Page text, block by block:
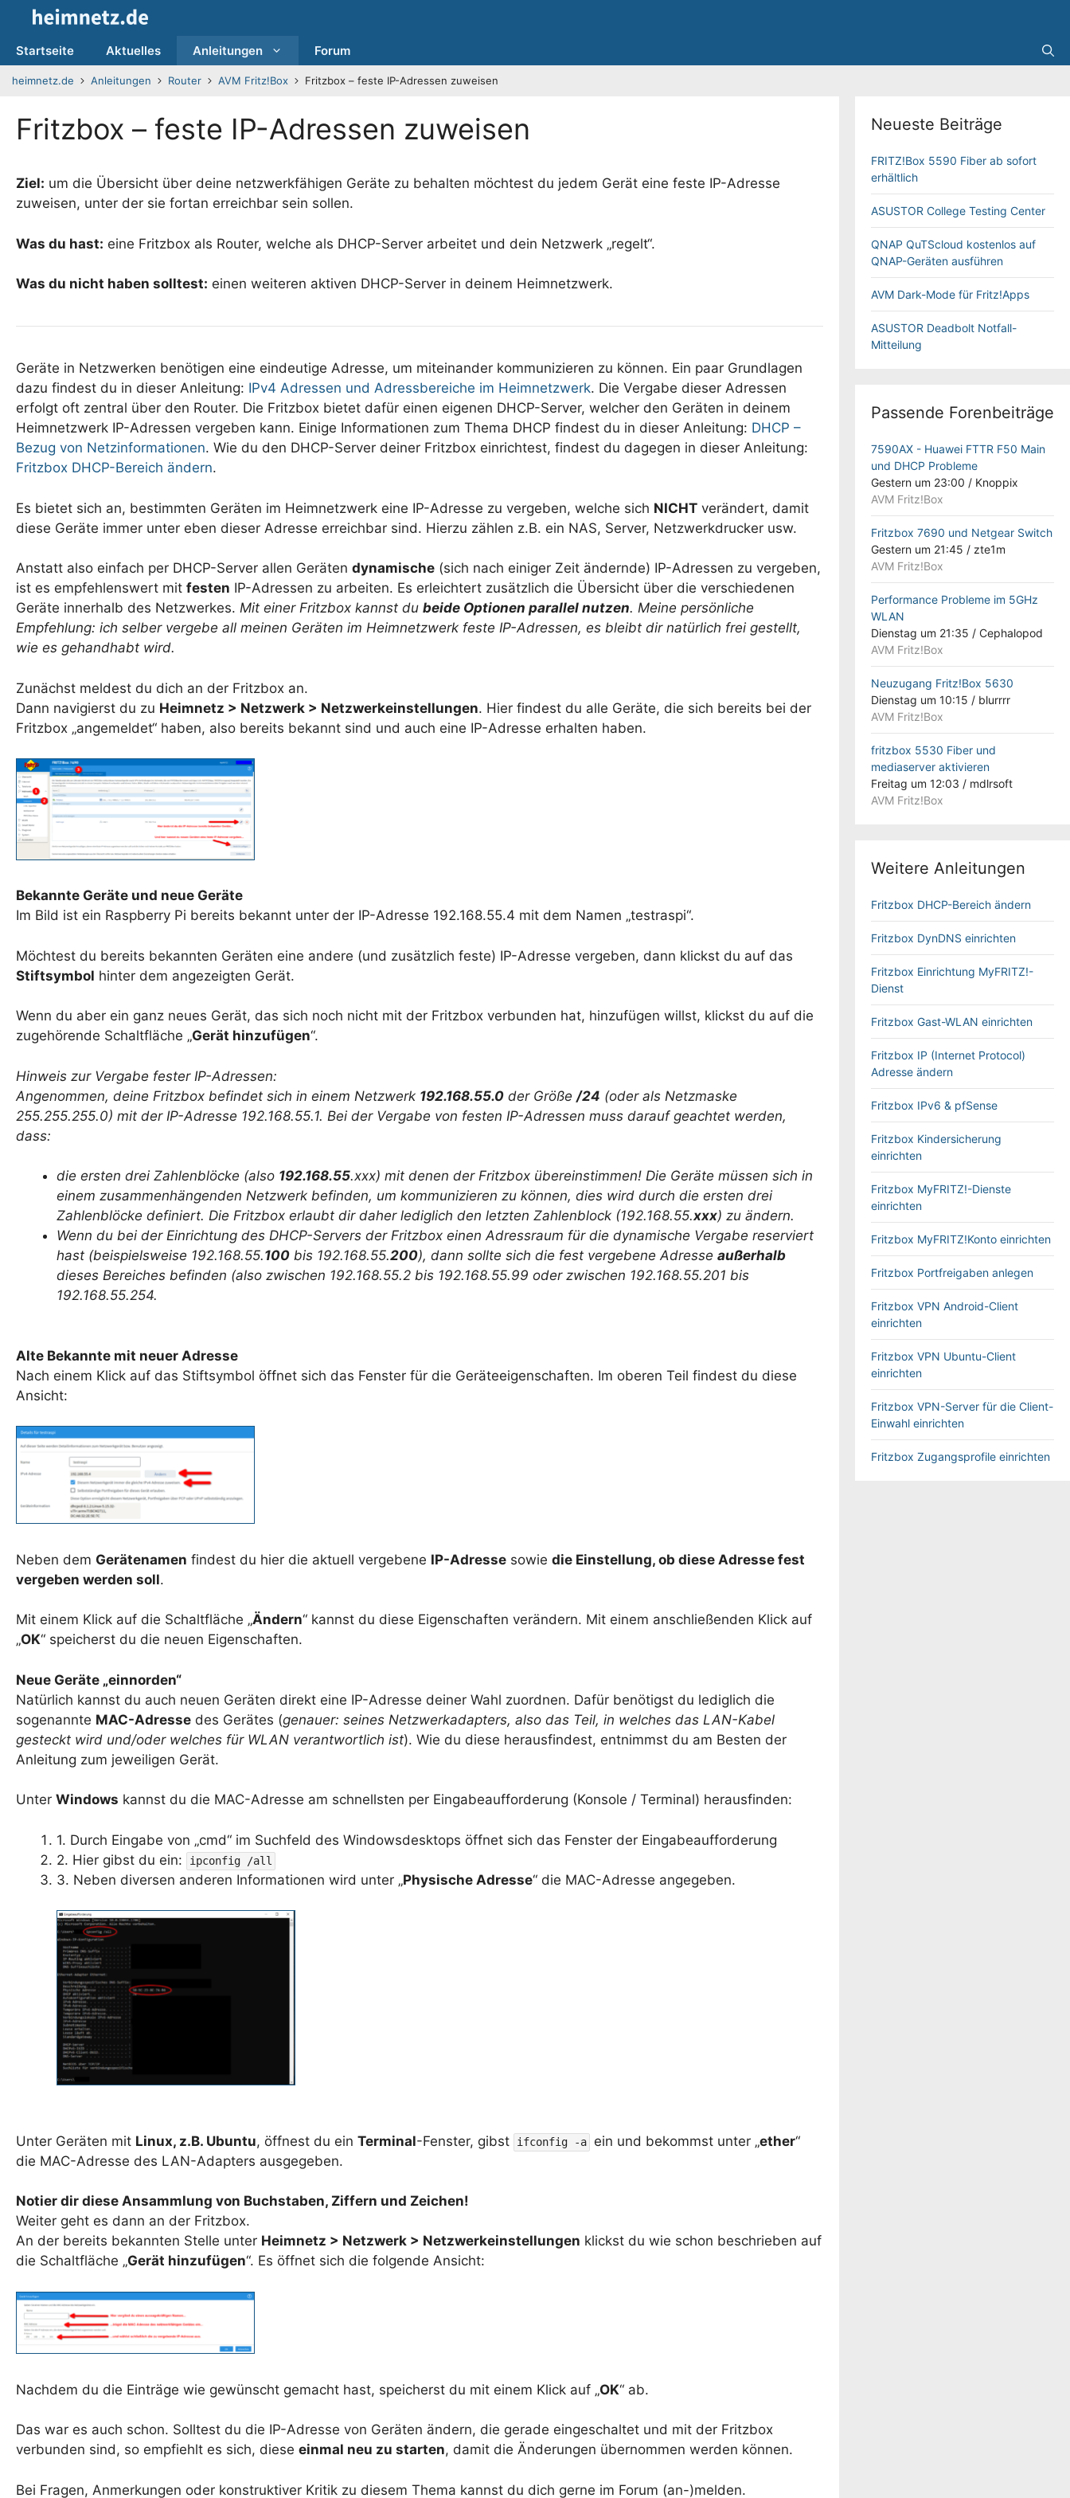
Inhalt
springen
Startseite Aktuelles Anleitungen Forum
heimnetz.de Anleitungen Router AVM Fritz!Box Fritzbox – feste IP-Adressen zuweisen
Fritzbox – feste IP-Adressen zuweisen
Ziel: um die Übersicht über deine netzwerkfähigen Geräte zu behalten möchtest du jedem Gerät eine feste IP-Adresse
zuweisen, unter der sie fortan erreichbar sein sollen.
Was du hast: eine Fritzbox als Router, welche als DHCP-Server arbeitet und dein Netzwerk „regelt“.
Was du nicht haben solltest: einen weiteren aktiven DHCP-Server in deinem Heimnetzwerk.
Geräte in Netzwerken benötigen eine eindeutige Adresse, um miteinander kommunizieren zu können. Ein paar Grundlagen
dazu findest du in dieser Anleitung: IPv4 Adressen und Adressbereiche im Heimnetzwerk. Die Vergabe dieser Adressen
erfolgt oft zentral über den Router. Die Fritzbox bietet dafür einen eigenen DHCP-Server, welcher den Geräten in deinem
Heimnetzwerk IP-Adressen vergeben kann. Einige Informationen zum Thema DHCP findest du in dieser Anleitung: DHCP –
Bezug von Netzinformationen. Wie du den DHCP-Server deiner Fritzbox einrichtest, findest du dagegen in dieser Anleitung:
Fritzbox DHCP-Bereich ändern.
Es bietet sich an, bestimmten Geräten im Heimnetzwerk eine IP-Adresse zu vergeben, welche sich NICHT verändert, damit
diese Geräte immer unter eben dieser Adresse erreichbar sind. Hierzu zählen z.B. ein NAS, Server, Netzwerkdrucker usw.
Anstatt also einfach per DHCP-Server allen Geräten dynamische (sich nach einiger Zeit ändernde) IP-Adressen zu vergeben,
ist es empfehlenswert mit festen IP-Adressen zu arbeiten. Es erleichtert zusätzlich die Übersicht über die verschiedenen
Geräte innerhalb des Netzwerkes. Mit einer Fritzbox kannst du beide Optionen parallel nutzen. Meine persönliche
Empfehlung: ich selber vergebe all meinen Geräten im Heimnetzwerk feste IP-Adressen, es bleibt dir natürlich frei gestellt,
wie es gehandhabt wird.
Zunächst meldest du dich an der Fritzbox an.
Dann navigierst du zu Heimnetz > Netzwerk > Netzwerkeinstellungen. Hier findest du alle Geräte, die sich bereits bei der
Fritzbox „angemeldet“ haben, also bereits bekannt sind und auch eine IP-Adresse erhalten haben.
Bekannte Geräte und neue Geräte
Im Bild ist ein Raspberry Pi bereits bekannt unter der IP-Adresse 192.168.55.4 mit dem Namen „testraspi“.
Möchtest du bereits bekannten Geräten eine andere (und zusätzlich feste) IP-Adresse vergeben, dann klickst du auf das
Stiftsymbol hinter dem angezeigten Gerät.
Wenn du aber ein ganz neues Gerät, das sich noch nicht mit der Fritzbox verbunden hat, hinzufügen willst, klickst du auf die
zugehörende Schaltfläche „Gerät hinzufügen“.
Hinweis zur Vergabe fester IP-Adressen:
Angenommen, deine Fritzbox befindet sich in einem Netzwerk 192.168.55.0 der Größe /24 (oder als Netzmaske
255.255.255.0) mit der IP-Adresse 192.168.55.1. Bei der Vergabe von festen IP-Adressen muss darauf geachtet werden,
dass:
die ersten drei Zahlenblöcke (also 192.168.55.xxx) mit denen der Fritzbox übereinstimmen! Die Geräte müssen sich in
einem zusammenhängenden Netzwerk befinden, um kommunizieren zu können, dies wird durch die ersten drei
Zahlenblöcke definiert. Die Fritzbox erlaubt dir daher lediglich den letzten Zahlenblock (192.168.55.xxx) zu ändern.
Wenn du bei der Einrichtung des DHCP-Servers der Fritzbox einen Adressraum für die dynamische Vergabe reserviert
hast (beispielsweise 192.168.55.100 bis 192.168.55.200), dann sollte sich die fest vergebene Adresse außerhalb
dieses Bereiches befinden (also zwischen 192.168.55.2 bis 192.168.55.99 oder zwischen 192.168.55.201 bis
192.168.55.254.
Alte Bekannte mit neuer Adresse
Nach einem Klick auf das Stiftsymbol öffnet sich das Fenster für die Geräteeigenschaften. Im oberen Teil findest du diese
Ansicht:
Neben dem Gerätenamen findest du hier die aktuell vergebene IP-Adresse sowie die Einstellung, ob diese Adresse fest
vergeben werden soll.
Mit einem Klick auf die Schaltfläche „Ändern“ kannst du diese Eigenschaften verändern. Mit einem anschließenden Klick auf
„OK“ speicherst du die neuen Eigenschaften.
Neue Geräte „einnorden“
Natürlich kannst du auch neuen Geräten direkt eine IP-Adresse deiner Wahl zuordnen. Dafür benötigst du lediglich die
sogenannte MAC-Adresse des Gerätes (genauer: seines Netzwerkadapters, also das Teil, in welches das LAN-Kabel
gesteckt wird und/oder welches für WLAN verantwortlich ist). Wie du diese herausfindest, entnimmst du am Besten der
Anleitung zum jeweiligen Gerät.
Unter Windows kannst du die MAC-Adresse am schnellsten per Eingabeaufforderung (Konsole / Terminal) herausfinden:
1. Durch Eingabe von „cmd“ im Suchfeld des Windowsdesktops öffnet sich das Fenster der Eingabeaufforderung
2. Hier gibst du ein:
ipconfig /all
3. Neben diversen anderen Informationen wird unter „Physische Adresse“ die MAC-Adresse angegeben.
Unter Geräten mit Linux, z.B. Ubuntu, öffnest du ein Terminal-Fenster, gibst ifconfig -a ein und bekommst unter „ether“
die MAC-Adresse des LAN-Adapters ausgegeben.
Notier dir diese Ansammlung von Buchstaben, Ziffern und Zeichen!
Weiter geht es dann an der Fritzbox.
An der bereits bekannten Stelle unter Heimnetz > Netzwerk > Netzwerkeinstellungen klickst du wie schon beschrieben auf
die Schaltfläche „Gerät hinzufügen“. Es öffnet sich die folgende Ansicht:
Nachdem du die Einträge wie gewünscht gemacht hast, speicherst du mit einem Klick auf „OK“ ab.
Das war es auch schon. Solltest du die IP-Adresse von Geräten ändern, die gerade eingeschaltet und mit der Fritzbox
verbunden sind, so empfiehlt es sich, diese einmal neu zu starten, damit die Änderungen übernommen werden können.
Bei Fragen, Anmerkungen oder konstruktiver Kritik zu diesem Thema kannst du dich gerne im Forum (an-)melden.
Neueste Beiträge
FRITZ!Box 5590 Fiber ab sofort
erhältlich
ASUSTOR College Testing Center
QNAP QuTScloud kostenlos auf
QNAP-Geräten ausführen
AVM Dark-Mode für Fritz!Apps
ASUSTOR Deadbolt Notfall-
Mitteilung
Passende Forenbeiträge
7590AX - Huawei FTTR F50 Main
und DHCP Probleme
Gestern um 23:00 / Knoppix
AVM Fritz!Box
Fritzbox 7690 und Netgear Switch
Gestern um 21:45 / zte1m
AVM Fritz!Box
Performance Probleme im 5GHz
WLAN
Dienstag um 21:35 / Cephalopod
AVM Fritz!Box
Neuzugang Fritz!Box 5630
Dienstag um 10:15 / blurrrr
AVM Fritz!Box
fritzbox 5530 Fiber und
mediaserver aktivieren
Freitag um 12:03 / mdlrsoft
AVM Fritz!Box
Weitere Anleitungen
Fritzbox DHCP-Bereich ändern
Fritzbox DynDNS einrichten
Fritzbox Einrichtung MyFRITZ!-
Dienst
Fritzbox Gast-WLAN einrichten
Fritzbox IP (Internet Protocol)
Adresse ändern
Fritzbox IPv6 & pfSense
Fritzbox Kindersicherung
einrichten
Fritzbox MyFRITZ!-Dienste
einrichten
Fritzbox MyFRITZ!Konto einrichten
Fritzbox Portfreigaben anlegen
Fritzbox VPN Android-Client
einrichten
Fritzbox VPN Ubuntu-Client
einrichten
Fritzbox VPN-Server für die Client-
Einwahl einrichten
Fritzbox Zugangsprofile einrichten